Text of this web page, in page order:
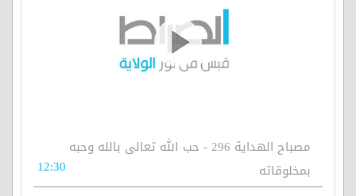
مصباح الهداية 296 - حب الله تعالى بالله وحبه
بمخلوقاته
12:30